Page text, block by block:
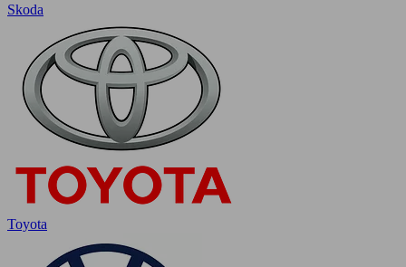
Skoda
Toyota